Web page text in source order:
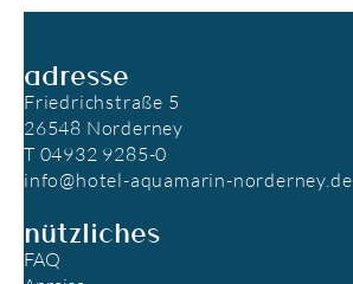
adresse
Friedrichstraße 5
26548 Norderney
T 04932 9285-0
info@hotel-aquamarin-norderney.de
nützliches
FAQ